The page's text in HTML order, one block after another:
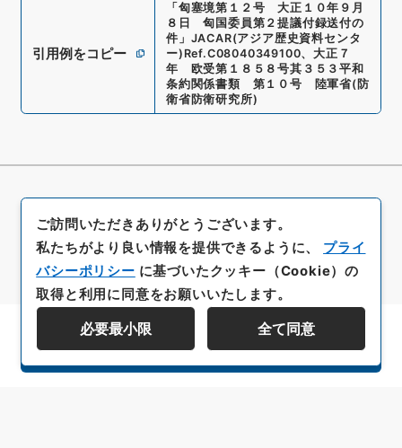
引用例をコピー
「 匈塞境第１２号 大正１０年９月
８日 匈国委員第２提議付録送付の
件 」 JACAR(アジア歴史資料センタ
ー) Ref.C08040349100、大正７
年 欧受第１８５８号其３５３平和
条約関係書類 第１０号 陸軍省( 防
衛省防衛研究所)
資料群階層を表示する
ご訪問いただきありがとうございます。
私たちがより良い情報を提供できるように、 プライ
バシーポリシー に基づいたクッキー（Cookie）の
取得と利用に同意をお願いいたします。
必要最小限 全て同意